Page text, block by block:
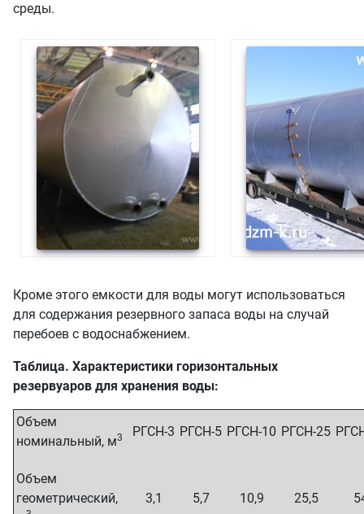
среды.
Кроме этого емкости для воды могут использоваться
для содержания резервного запаса воды на случай
перебоев с водоснабжением.
Таблица. Характеристики горизонтальных
резервуаров для хранения воды:
Объем
номинальный, м3 РГСН-3 РГСН-5 РГСН-10 РГСН-25
Объем
геометрический,
3,1 5,7 10,9 25,5